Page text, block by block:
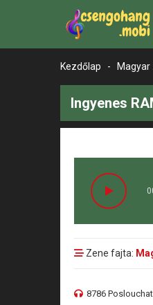
Kezdőlap - Magyar
Ingyenes
Zene fajta:
8786 Poslouchat